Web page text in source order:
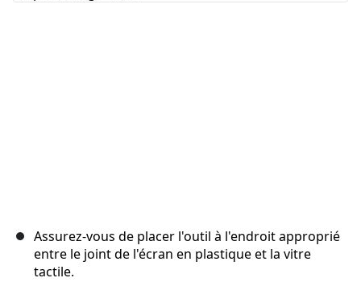
Assurez-vous de placer l'outil à l'endroit approprié
entre le joint de l'écran en plastique et la vitre
tactile.